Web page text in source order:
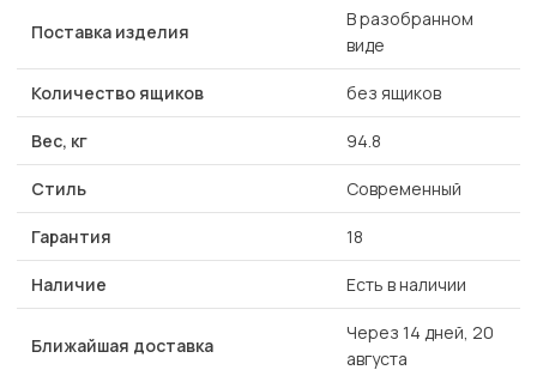
Поставка изделия
В разобранном
виде
Количество ящиков без ящиков
Вес, кг 94.8
Стиль Современный
Гарантия 18
Наличие Есть в наличии
Ближайшая доставка
Через 14 дней, 20
августа